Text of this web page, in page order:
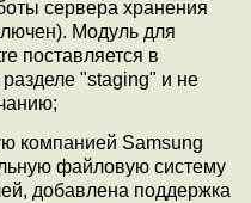
сервера хранения
Модуль для
поставляется в
"staging" и не
компанией Samsung
файловую систему
добавлена поддержка